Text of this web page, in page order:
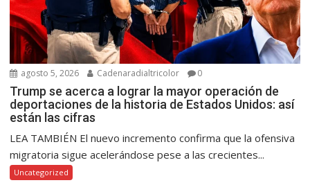
agosto 5, 2026 Cadenaradialtricolor 0
Trump se acerca a lograr la mayor operación de
deportaciones de la historia de Estados Unidos: así
están las cifras
LEA TAMBIÉN El nuevo incremento confirma que la ofensiva
migratoria sigue acelerándose pese a las crecientes...
Uncategorized